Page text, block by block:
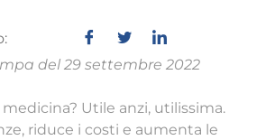
del 29 settembre 2022
Utile anzi, utilissima.
riduce i costi e aumenta le